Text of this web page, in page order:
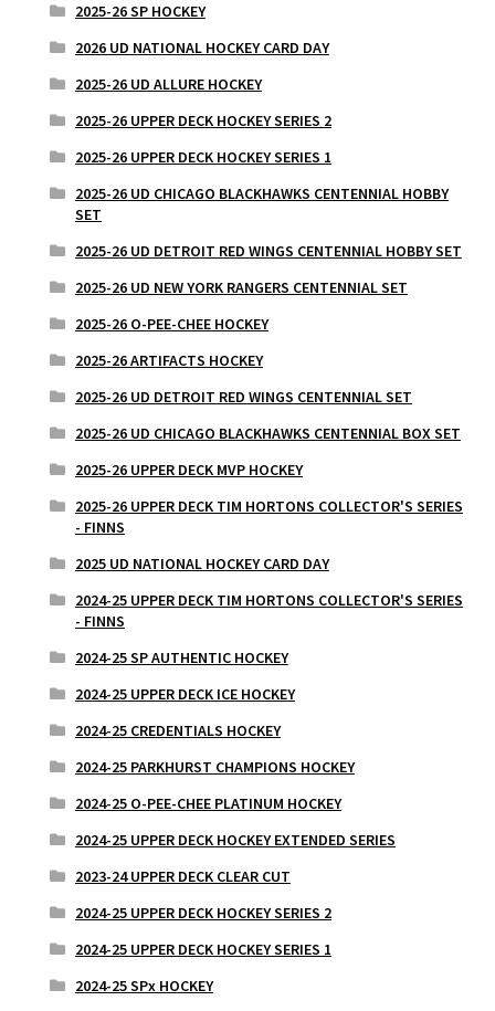
2025-26 SP HOCKEY
2026 UD NATIONAL HOCKEY CARD DAY
2025-26 UD ALLURE HOCKEY
2025-26 UPPER DECK HOCKEY SERIES 2
2025-26 UPPER DECK HOCKEY SERIES 1
2025-26 UD CHICAGO BLACKHAWKS CENTENNIAL HOBBY
SET
2025-26 UD DETROIT RED WINGS CENTENNIAL HOBBY SET
2025-26 UD NEW YORK RANGERS CENTENNIAL SET
2025-26 O-PEE-CHEE HOCKEY
2025-26 ARTIFACTS HOCKEY
2025-26 UD DETROIT RED WINGS CENTENNIAL SET
2025-26 UD CHICAGO BLACKHAWKS CENTENNIAL BOX SET
2025-26 UPPER DECK MVP HOCKEY
2025-26 UPPER DECK TIM HORTONS COLLECTOR'S SERIES
- FINNS
2025 UD NATIONAL HOCKEY CARD DAY
2024-25 UPPER DECK TIM HORTONS COLLECTOR'S SERIES
- FINNS
2024-25 SP AUTHENTIC HOCKEY
2024-25 UPPER DECK ICE HOCKEY
2024-25 CREDENTIALS HOCKEY
2024-25 PARKHURST CHAMPIONS HOCKEY
2024-25 O-PEE-CHEE PLATINUM HOCKEY
2024-25 UPPER DECK HOCKEY EXTENDED SERIES
2023-24 UPPER DECK CLEAR CUT
2024-25 UPPER DECK HOCKEY SERIES 2
2024-25 UPPER DECK HOCKEY SERIES 1
2024-25 SPx HOCKEY